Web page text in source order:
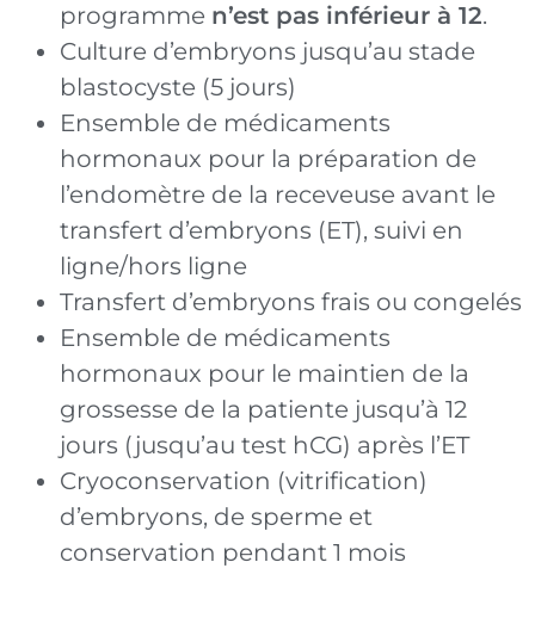
programme n’est pas inférieur à 12.
Culture d’embryons jusqu’au stade
blastocyste (5 jours)
Ensemble de médicaments
hormonaux pour la préparation de
l’endomètre de la receveuse avant le
transfert d’embryons (ET), suivi en
ligne/hors ligne
Transfert d’embryons frais ou congelés
Ensemble de médicaments
hormonaux pour le maintien de la
grossesse de la patiente jusqu’à 12
jours (jusqu’au test hCG) après l’ET
Cryoconservation (vitrification)
d’embryons, de sperme et
conservation pendant 1 mois